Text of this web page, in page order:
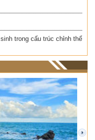
trong cấu trúc chỉnh thể
next